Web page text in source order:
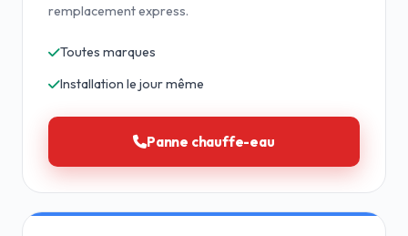
remplacement express.
Toutes marques
Installation le jour même
Panne chauffe-eau